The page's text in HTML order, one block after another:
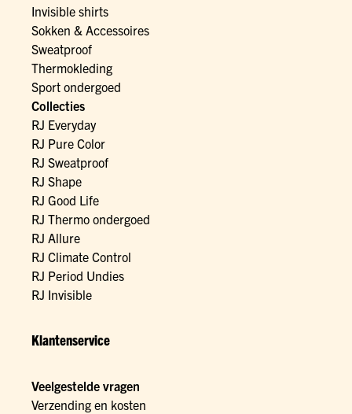
Invisible shirts
Sokken & Accessoires
Sweatproof
Thermokleding
Sport ondergoed
Collecties
RJ Everyday
RJ Pure Color
RJ Sweatproof
RJ Shape
RJ Good Life
RJ Thermo ondergoed
RJ Allure
RJ Climate Control
RJ Period Undies
RJ Invisible
Klantenservice
Veelgestelde vragen
Verzending en kosten